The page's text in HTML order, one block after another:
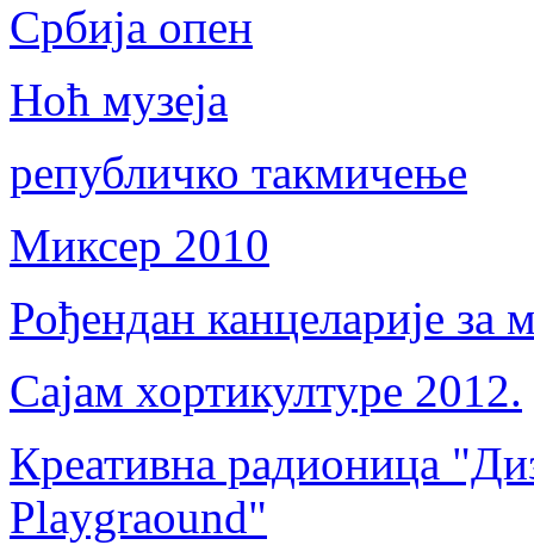
Србија опен
Ноћ музеја
републичко такмичење
Миксер 2010
Рођендан канцеларије за
Сајам хортикултуре 2012.
Креативна радионица
Playgraound"